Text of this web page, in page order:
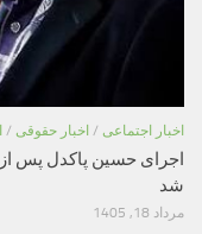
اخبار اجتماعی / اخبار حقوقی /
شد
مرداد 18, 1405